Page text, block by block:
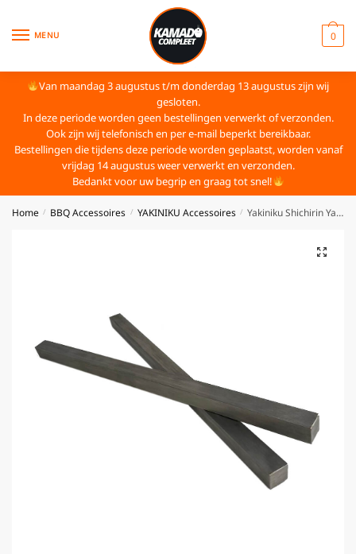
MENU 0
Van maandag 3 augustus t/m donderdag 13 augustus zijn wij
gesloten.
In deze periode worden geen bestellingen verwerkt of verzonden.
Ook zijn wij telefonisch en per e-mail beperkt bereikbaar.
Bestellingen die tijdens deze periode worden geplaatst, worden vanaf
vrijdag 14 augustus weer verwerkt en verzonden.
Bedankt voor uw begrip en graag tot snel!
Home / BBQ Accessoires / YAKINIKU Accessoires / Yakiniku Shichirin Yakitori Bars RVS